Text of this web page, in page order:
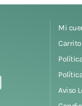
Mi
Carrito
Aviso